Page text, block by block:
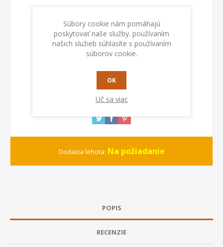
Kod: 802960
PRIDAŤ DO KOŠÍKA
Dodacia lehota: Na požiadanie
POPIS
RECENZIE
Súbory cookie nám pomáhajú
poskytovať naše služby. používaním
našich služieb súhlasíte s používaním
súborov cookie.
OK
Uč sa viac